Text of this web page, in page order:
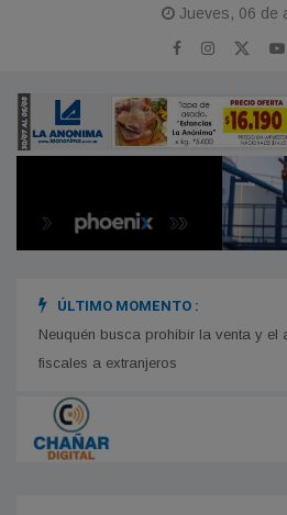
Jueves, 06 de
ÚLTIMO MOMENTO :
Neuquén busca prohibir la venta y el
fiscales a extranjeros